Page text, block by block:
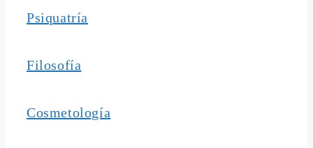
Psiquatría
Filosofía
Cosmetología